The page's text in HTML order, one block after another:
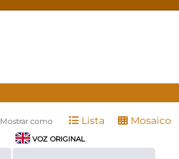
Mostrar como Lista Mosaico
VOZ ORIGINAL